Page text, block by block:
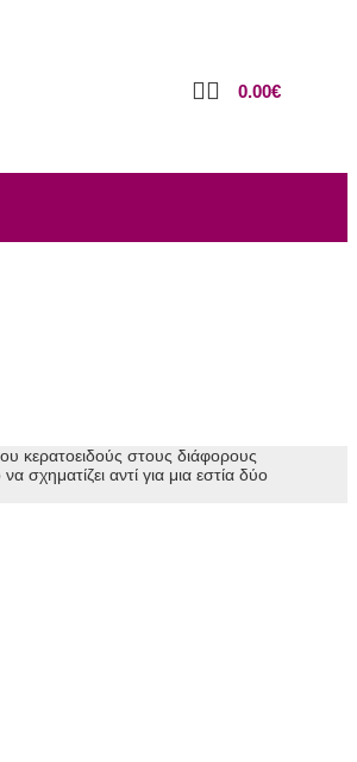
0.00€
κερατοειδούς στους διάφορους
αντί για μια εστία δύο